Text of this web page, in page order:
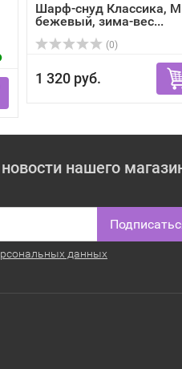
Шарф-снуд Классика,
бежевый, зима-вес...
(0)
1 320 руб.
нашего
данных